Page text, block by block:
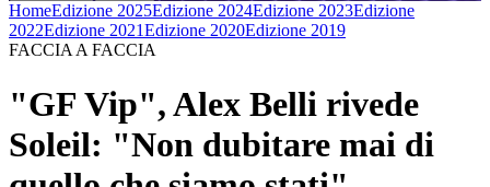
HomeEdizione 2025Edizione 2024Edizione 2023Edizione
2022Edizione 2021Edizione 2020Edizione 2019
FACCIA A FACCIA
"GF Vip", Alex Belli rivede
Soleil: "Non dubitare mai di